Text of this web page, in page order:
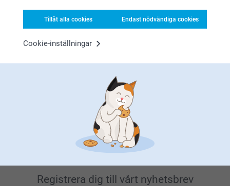
Tillåt alla cookies Endast nödvändiga cookies
Cookie-inställningar
Letar du efter inspiration?
Förstklassig kundservice
Registrera dig till vårt nyhetsbrev